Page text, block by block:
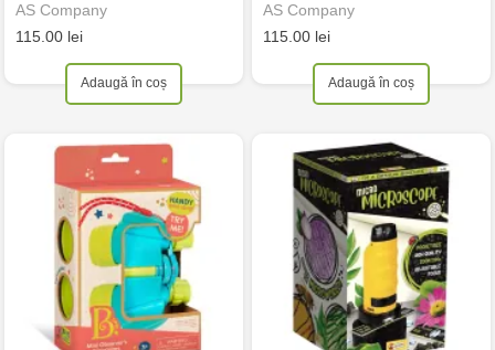
AS Company
115.00 lei
Adaugă în coș
AS Company
115.00 lei
Adaugă în coș